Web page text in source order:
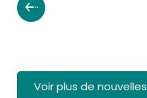
Voir plus de nouvelles